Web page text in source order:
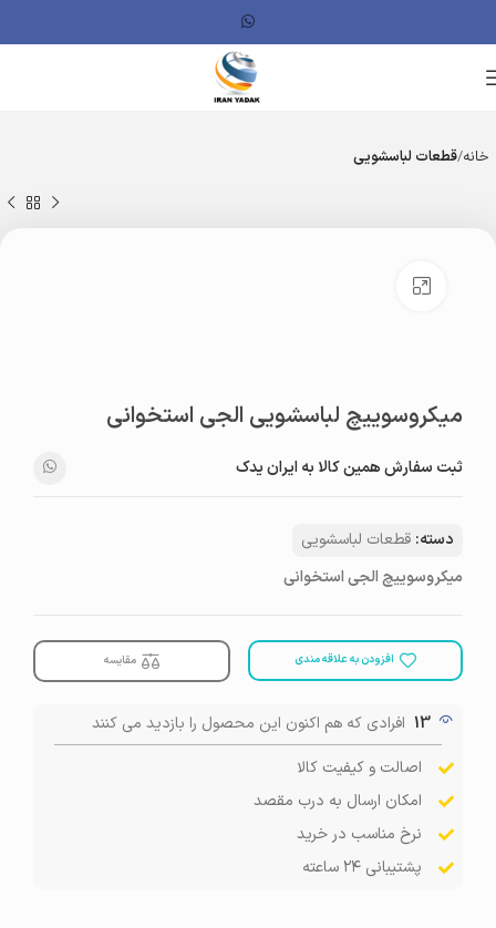
خانه قطعات لباسشویی
میکروسوییچ لباسشویی الجی استخوانی
ثبت سفارش همین کالا به ایران یدک
دسته: قطعات لباسشویی
میکروسوییچ الجی استخوانی
افزودن به علاقه مندی مقایسه
13 افرادی که هم اکنون این محصول را بازدید می کنند
اصالت و کیفیت کالا
امکان ارسال به درب مقصد
نرخ مناسب در خرید
پشتیبانی ۲۴ ساعته